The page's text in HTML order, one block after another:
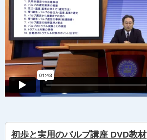
初歩と実用のバルブ講座 DVD教材